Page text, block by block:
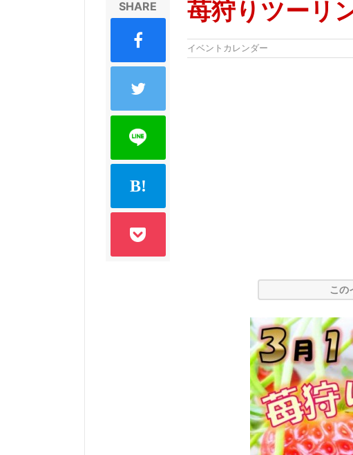
苺狩りツーリ
イベントカレンダー
この
SHARE